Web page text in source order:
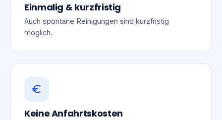
Einmalig & kurzfristig
Auch spontane Reinigungen sind kurzfristig
möglich.
Keine Anfahrtskosten